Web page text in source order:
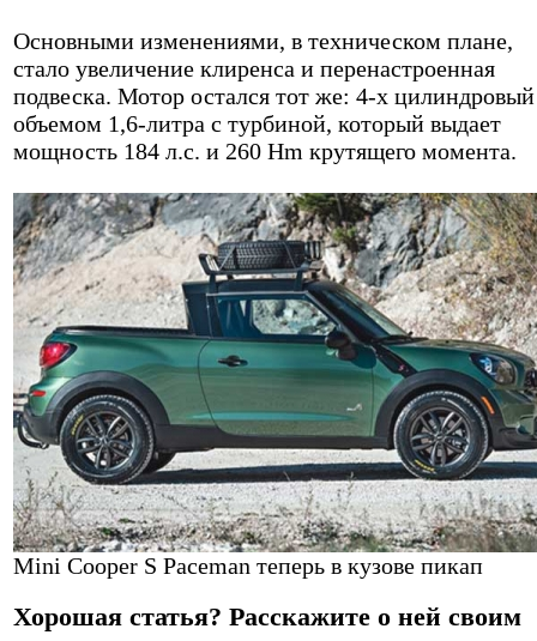
Основными изменениями, в техническом плане,
стало увеличение клиренса и перенастроенная
подвеска. Мотор остался тот же: 4-х цилиндровый
объемом 1,6-литра с турбиной, который выдает
мощность 184 л.с. и 260 Hm крутящего момента.
Mini Cooper S Paceman теперь в кузове пикап
Хорошая статья? Расскажите о ней своим